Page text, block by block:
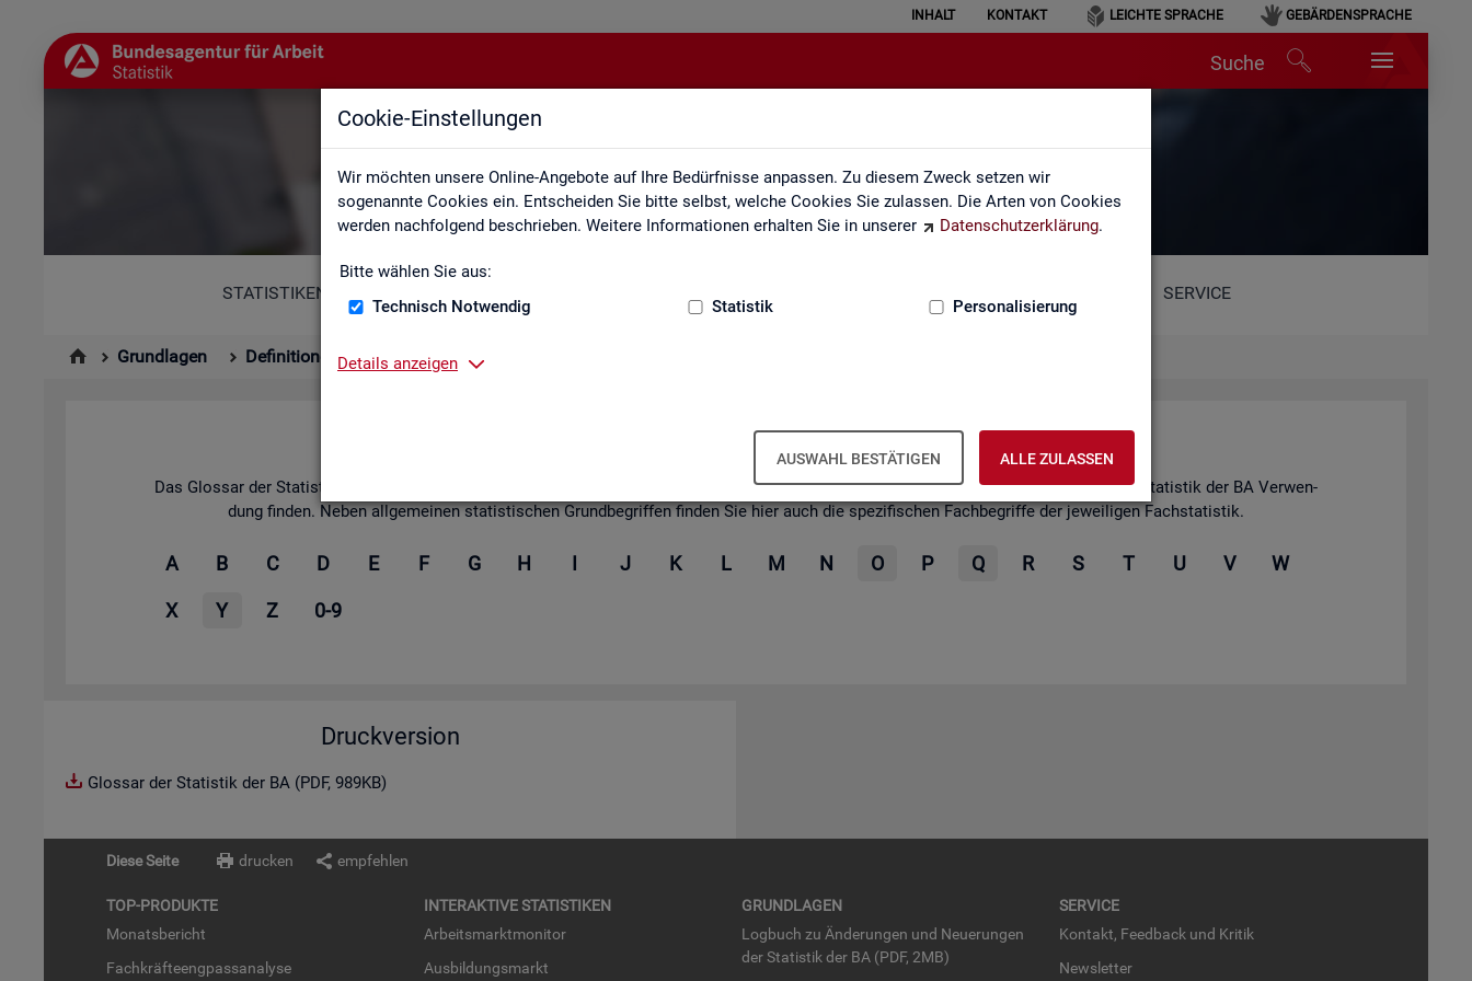
Cookie-Einstellungen
Wir möchten unsere Online-Angebote auf Ihre Bedürfnisse anpassen. Zu diesem Zweck setzen wir
sogenannte Cookies ein. Entscheiden Sie bitte selbst, welche Cookies Sie zulassen. Die Arten von Cookies
werden nachfolgend beschrieben. Weitere Informationen erhalten Sie in unserer
Datenschutzerklärung.
Bitte wählen Sie aus:
Technisch Notwendig
Statistik Personalisierung
Details anzeigen
AUSWAHL BESTÄTIGEN ALLE ZULASSEN
INHALT KONTAKT LEICHTE SPRACHE GEBÄRDENSPRACHE
Suche
Glossar
STATISTIKEN SERVICE
Grundlagen Definitionen Glossar
Glos­sar
Das Glos­sar der Sta­tis­tik der BA ent­hält Er­läu­te­run­gen zu allen sta­tis­tisch re­le­van­ten Be­grif­fen, die in den ver­schie­de­nen Pro­duk­ten der Sta­tis­tik der BA Ver­wen­
dung fin­den. Neben all­ge­mei­nen sta­tis­ti­schen Grund­be­grif­fen fin­den Sie hier auch die spe­zi­fi­schen Fach­be­grif­fe der je­wei­li­gen Fach­sta­tis­tik.
A B C D E F G H I J K L M N O P Q R S T U V W
X Y Z 0-9
Druckversion
Glossar der Statistik der BA (PDF, 989KB)
Diese Seite drucken empfehlen
TOP-PRO­DUK­TE
Mo­nats­be­richt
Fach­kräf­te­eng­pass­ana­ly­se
IN­TER­AK­TI­VE STA­TIS­TI­KEN
Ar­beits­markt­mo­ni­tor
Aus­bil­dungs­markt
GRUND­LA­GEN
Log­buch zu Än­de­run­gen und Neue­run­gen
der Sta­tis­tik der BA (PDF, 2MB)
SER­VICE
Kon­takt, Feed­back und Kri­tik
News­let­ter